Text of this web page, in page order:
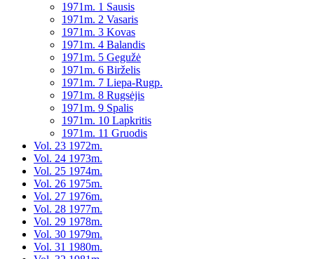
1971m. 1 Sausis
1971m. 2 Vasaris
1971m. 3 Kovas
1971m. 4 Balandis
1971m. 5 Gegužė
1971m. 6 Birželis
1971m. 7 Liepa-Rugp.
1971m. 8 Rugsėjis
1971m. 9 Spalis
1971m. 10 Lapkritis
1971m. 11 Gruodis
Vol. 23 1972m.
Vol. 24 1973m.
Vol. 25 1974m.
Vol. 26 1975m.
Vol. 27 1976m.
Vol. 28 1977m.
Vol. 29 1978m.
Vol. 30 1979m.
Vol. 31 1980m.